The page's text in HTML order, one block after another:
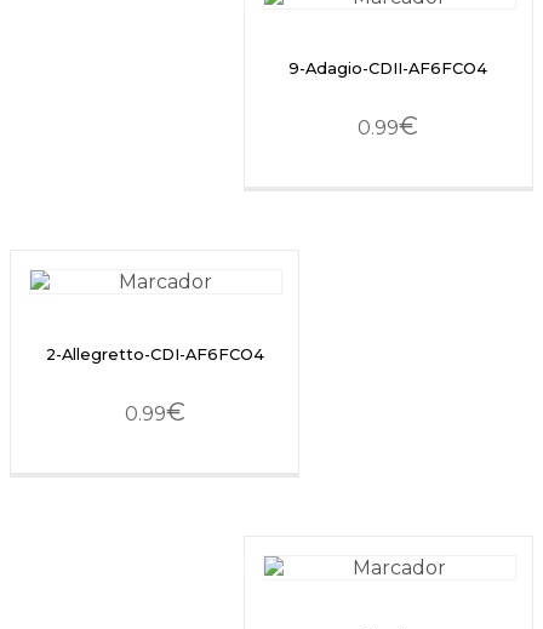
9-Adagio-CDII-AF6FCO4
0.99€
2-Allegretto-CDI-AF6FCO4
0.99€